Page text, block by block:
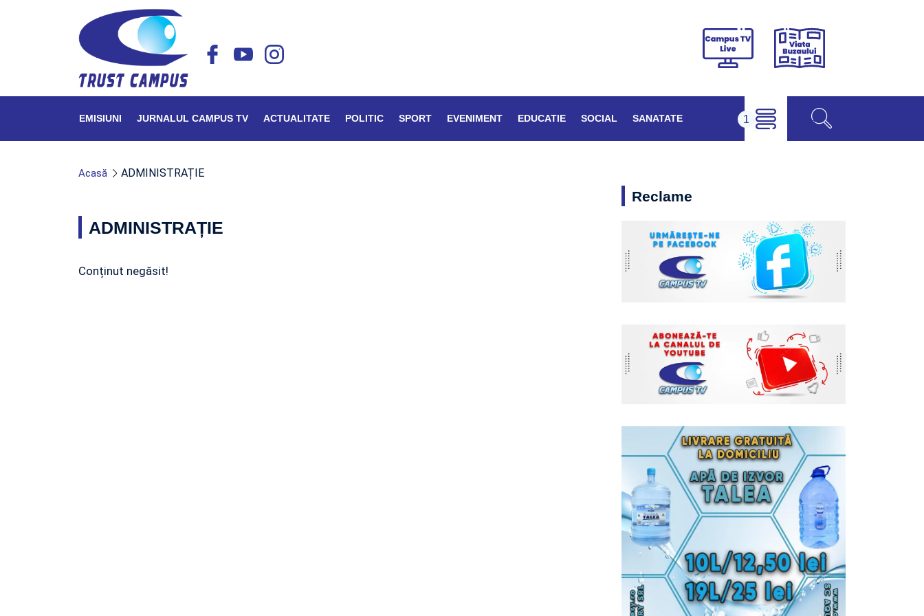
Campus
Viața
EMISIUNI JURNALUL CAMPUS TV ACTUALITATE POLITIC SPORT EVENIMENT EDUCATIE SOCIAL SANATATE
Acasă ADMINISTRAȚIE
ADMINISTRAȚIE
Conținut negăsit!
Reclame